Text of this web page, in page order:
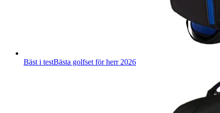
Bäst i testBästa golfset för herr 2026